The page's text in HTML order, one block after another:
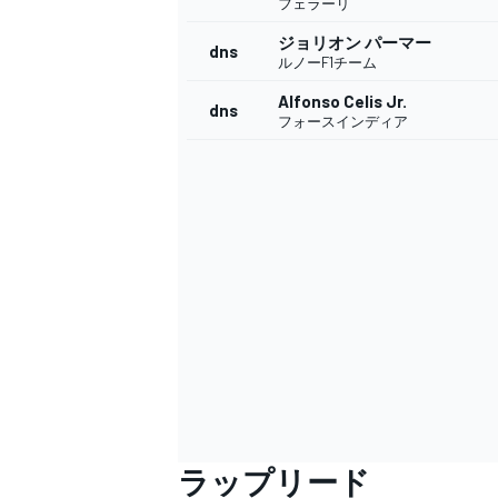
すべてのカテゴリー
dns ジョリオン パーマー
ルノーF1チーム
dns Alfonso Celis Jr.
フォースインディア
ラップリード